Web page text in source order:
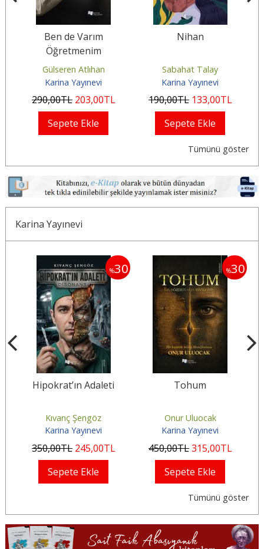
Ben de Varım
Öğretmenim
Gülseren Atlıhan
Karina Yayınevi
290,00TL 203,00TL
Sepete Ekle
Nihan
Sabahat Talay
Karina Yayınevi
190,00TL 133,00TL
Sepete Ekle
Tümünü göster
Karina Yayınevi
%30
Hipokrat’ın Adaleti
Kıvanç Şengöz
Karina Yayınevi
350,00TL 245,00TL
Sepete Ekle
%30
Tohum
Onur Uluocak
Karina Yayınevi
450,00TL315,00TL
Sepete Ekle
Tümünü göster